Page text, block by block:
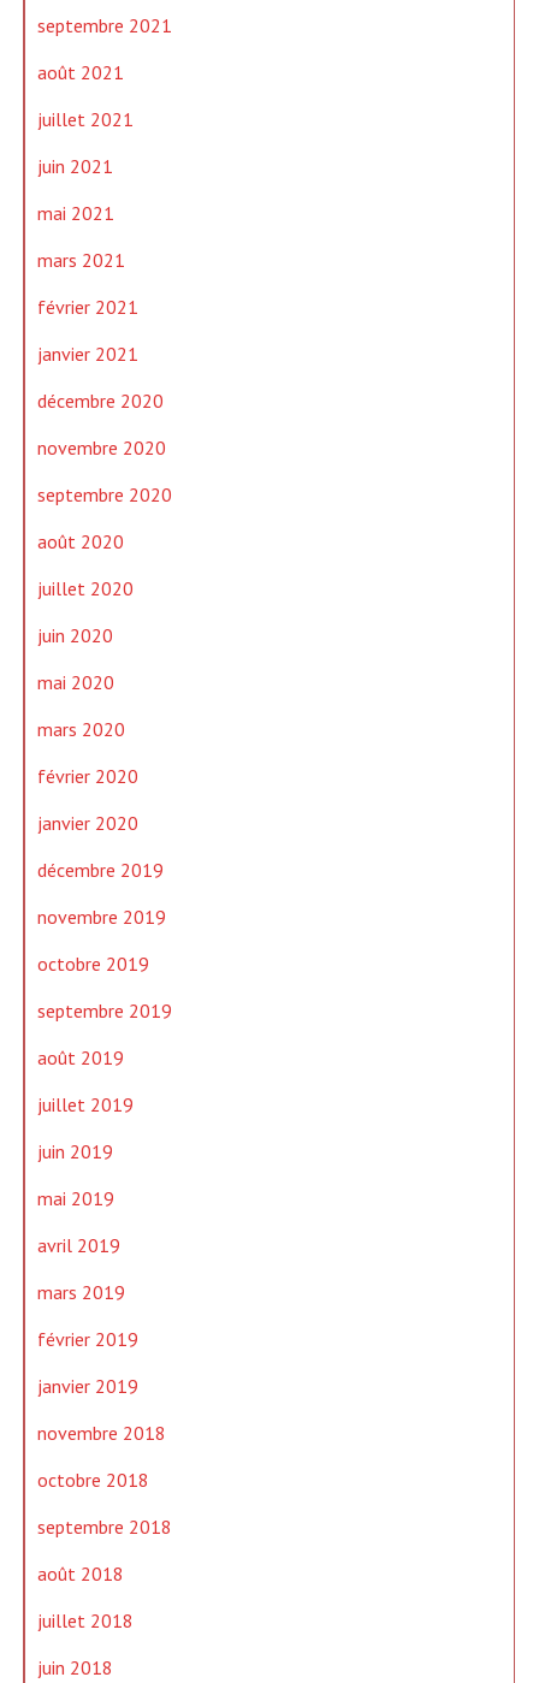
septembre 2021
août 2021
juillet 2021
juin 2021
mai 2021
mars 2021
février 2021
janvier 2021
décembre 2020
novembre 2020
septembre 2020
août 2020
juillet 2020
juin 2020
mai 2020
mars 2020
février 2020
janvier 2020
décembre 2019
novembre 2019
octobre 2019
septembre 2019
août 2019
juillet 2019
juin 2019
mai 2019
avril 2019
mars 2019
février 2019
janvier 2019
novembre 2018
octobre 2018
septembre 2018
août 2018
juillet 2018
juin 2018